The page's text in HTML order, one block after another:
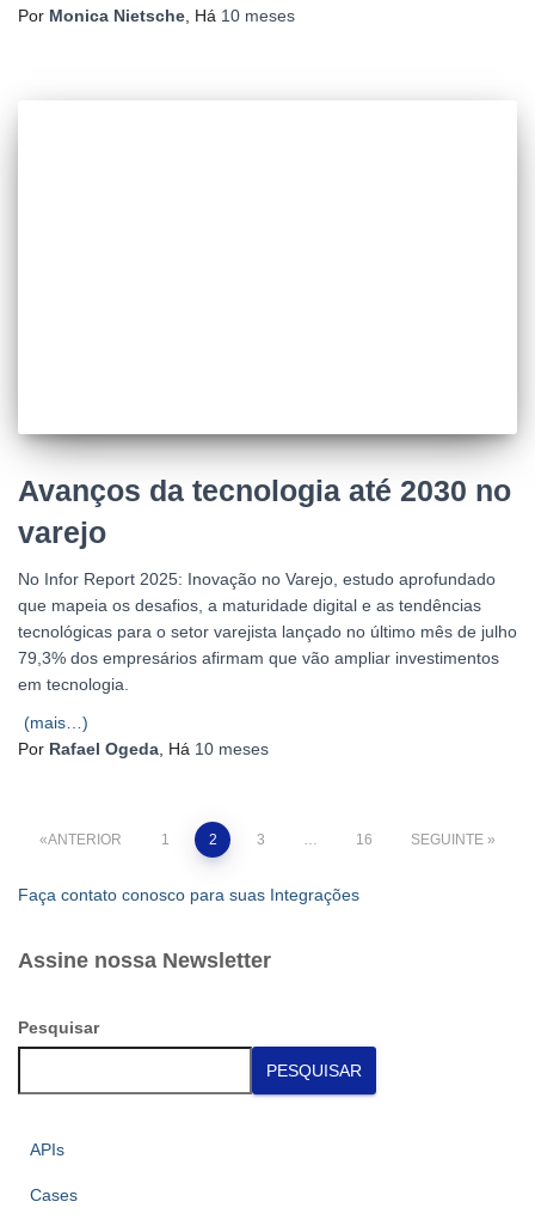
Por Monica Nietsche , Há 10 meses
Avanços da tecnologia até 2030 no
varejo
No Infor Report 2025: Inovação no Varejo, estudo aprofundado
que mapeia os desafios, a maturidade digital e as tendências
tecnológicas para o setor varejista lançado no último mês de julho
79,3% dos empresários afirmam que vão ampliar investimentos
em tecnologia.
(mais…)
Por Rafael Ogeda , Há 10 meses
Paginação
dos
conteúdos
ANTERIOR 1 2 3 16 SEGUINTE
Faça contato conosco para suas Integrações
Assine nossa Newsletter
Pesquisar
PESQUISAR
APIs
Cases